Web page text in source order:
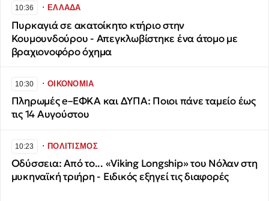
10:36 ∙ΕΛΛΑΔΑ
Πυρκαγιά σε ακατοίκητο κτήριο στην
Κουμουνδούρου - Απεγκλωβίστηκε ένα άτομο με
βραχιονοφόρο όχημα
10:30 ∙ΟΙΚΟΝΟΜΙΑ
Πληρωμές e–ΕΦΚΑ και ΔΥΠΑ: Ποιοι πάνε ταμείο έως
τις 14 Αυγούστου
10:23 ∙ΠΟΛΙΤΙΣΜΟΣ
Οδύσσεια: Από το... «Viking Longship» του Νόλαν στη
μυκηναϊκή τριήρη - Ειδικός εξηγεί τις διαφορές